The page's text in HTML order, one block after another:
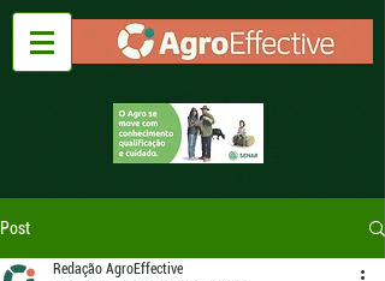
Post
Redação AgroEffective